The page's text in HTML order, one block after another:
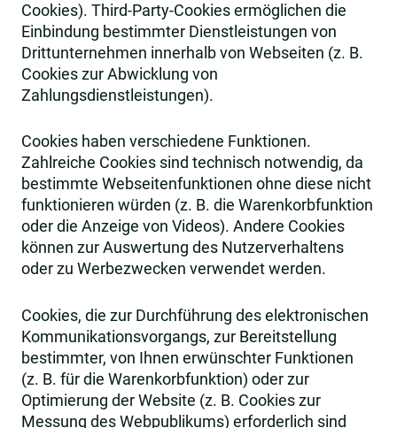
Cookies). Third-Party-Cookies ermöglichen die
Einbindung bestimmter Dienstleistungen von
Drittunternehmen innerhalb von Webseiten (z. B.
Cookies zur Abwicklung von
Zahlungsdienstleistungen).
Cookies haben verschiedene Funktionen.
Zahlreiche Cookies sind technisch notwendig, da
bestimmte Webseitenfunktionen ohne diese nicht
funktionieren würden (z. B. die Warenkorbfunktion
oder die Anzeige von Videos). Andere Cookies
können zur Auswertung des Nutzerverhaltens
oder zu Werbezwecken verwendet werden.
Cookies, die zur Durchführung des elektronischen
Kommunikationsvorgangs, zur Bereitstellung
bestimmter, von Ihnen erwünschter Funktionen
(z. B. für die Warenkorbfunktion) oder zur
Optimierung der Website (z. B. Cookies zur
Messung des Webpublikums) erforderlich sind